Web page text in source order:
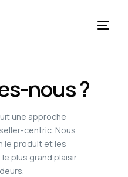
nous ?
une approche
centric. Nous
le produit et les
plus grand plaisir